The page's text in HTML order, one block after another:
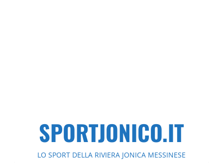
SPORTJONICO.IT
LO SPORT DELLA RIVIERA JONICA MESSINESE